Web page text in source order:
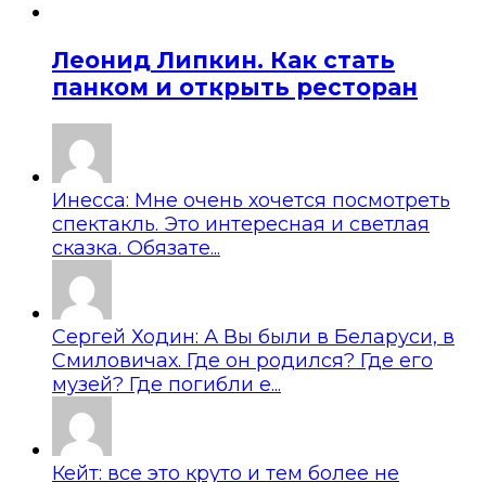
Леонид Липкин. Как стать
панком и открыть ресторан
Инесса: Мне очень хочется посмотреть
спектакль. Это интересная и светлая
сказка. Обязате...
Сергей Ходин: А Вы были в Беларуси, в
Смиловичах. Где он родился? Где его
музей? Где погибли е...
Кейт: все это круто и тем более не